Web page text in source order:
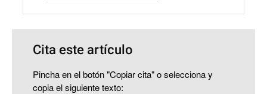
Cita este artículo
Pincha en el botón "Copiar cita" o selecciona y
copia el siguiente texto: